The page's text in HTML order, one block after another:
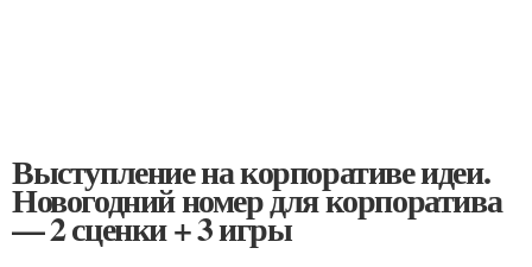
Выступление на корпоративе идеи.
Новогодний номер для корпоратива
— 2 сценки + 3 игры